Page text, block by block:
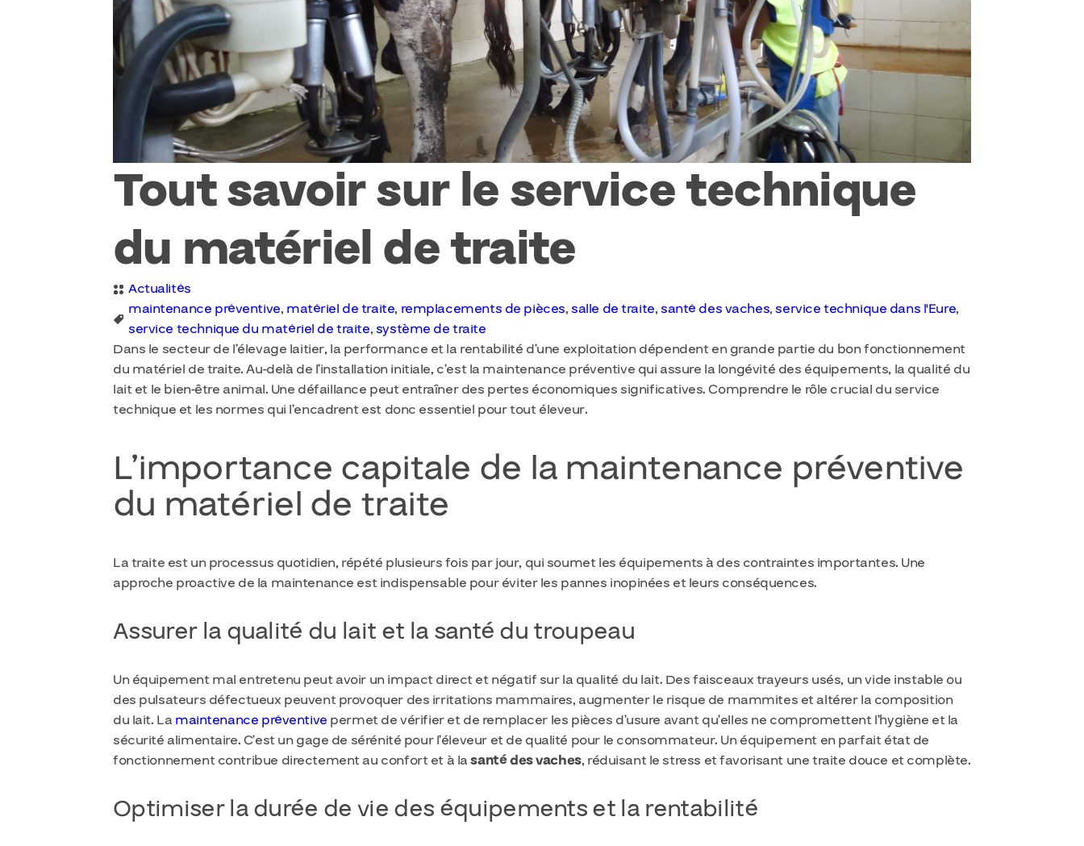
Tout savoir sur le service technique
du matériel de traite
Actualités
maintenance préventive, matériel de traite, remplacements de pièces,salle de traite,santé des vaches,service technique dans l'Eure,
service technique du matériel de traite,système de traite
Dans le secteur de l’élevage laitier, la performance et la rentabilité d’une exploitation dépendent en grande partie du bon fonctionnement
du matériel de traite. Au-delà de l’installation initiale, c’est la maintenance préventive qui assure la longévité des équipements, la qualité du
lait et le bien-être animal. Une défaillance peut entraîner des pertes économiques significatives. Comprendre le rôle crucial du service
technique et les normes qui l’encadrent est donc essentiel pour tout éleveur.
L’importance capitale de la maintenance préventive
du matériel de traite
La traite est un processus quotidien, répété plusieurs fois par jour, qui soumet les équipements à des contraintes importantes. Une
approche proactive de la maintenance est indispensable pour éviter les pannes inopinées et leurs conséquences.
Assurer la qualité du lait et la santé du troupeau
Un équipement mal entretenu peut avoir un impact direct et négatif sur la qualité du lait. Des faisceaux trayeurs usés, un vide instable ou
des pulsateurs défectueux peuvent provoquer des irritations mammaires, augmenter le risque de mammites et altérer la composition
du lait. La maintenance préventive permet de vérifier et de remplacer les pièces d’usure avant qu’elles ne compromettent l’hygiène et la
sécurité alimentaire. C’est un gage de sérénité pour l’éleveur et de qualité pour le consommateur. Un équipement en parfait état de
fonctionnement contribue directement au confort et à lasanté des vaches, réduisant le stress et favorisant une traite douce et complète.
Optimiser la durée de vie des équipements et la rentabilité